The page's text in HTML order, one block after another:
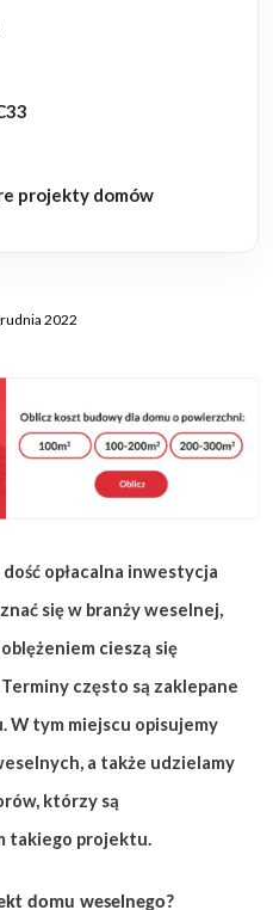
projekty domów
2022
opłacalna inwestycja
się w branży weselnej,
cieszą się
często są zaklepane
W tym miejscu opisujemy
a także udzielamy
którzy są
takiego projektu.
domu weselnego?